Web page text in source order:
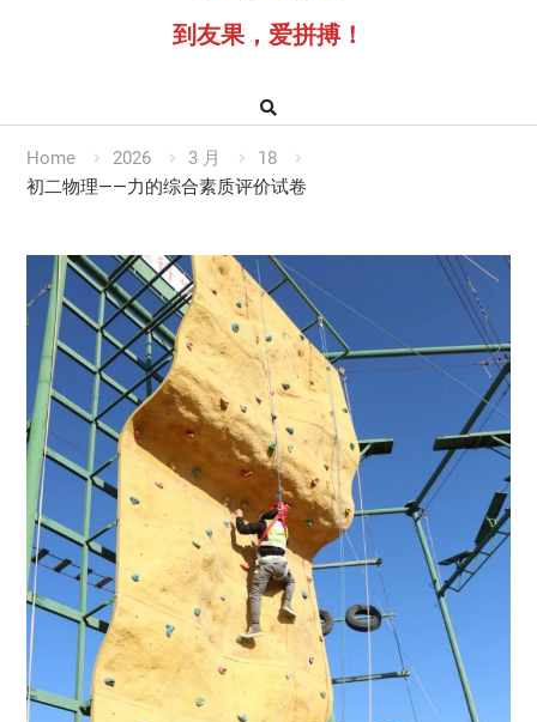
到友果，爱拼搏！
Home 2026 3 月
18
初二物理——力的综合素质评价试卷